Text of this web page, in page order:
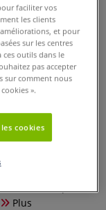
Plus
faciliter vos
les clients
et pour
sur les centres
ces outils dans le
pas accepter
sur comment nous
».
cookies